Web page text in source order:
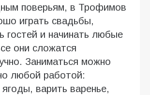
поверьям, в Трофимов
играть свадьбы,
гостей и начинать любые
они сложатся
Заниматься можно
любой работой:
варить варенье,